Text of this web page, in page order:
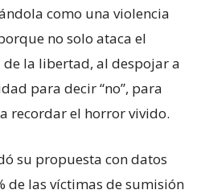
como una violencia
no solo ataca el
de la libertad, al despojar a
para decir “no”, para
recordar el horror vivido.
su propuesta con datos
de las víctimas de sumisión